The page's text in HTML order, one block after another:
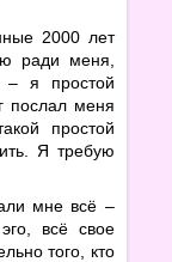
2000 лет
ради меня,
– я простой
послал меня
простой
Я требую
мне всё –
всё свое
того, кто